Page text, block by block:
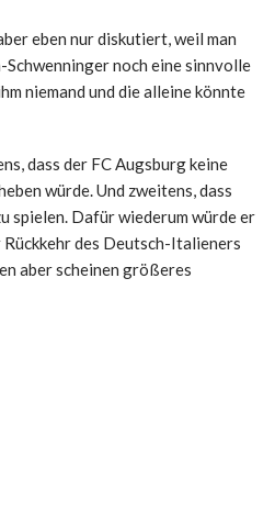
eben nur diskutiert, weil man
noch eine sinnvolle
niemand und die alleine könnte
dass der FC Augsburg keine
würde. Und zweitens, dass
spielen. Dafür wiederum würde er
des Deutsch-Italieners
aber scheinen größeres